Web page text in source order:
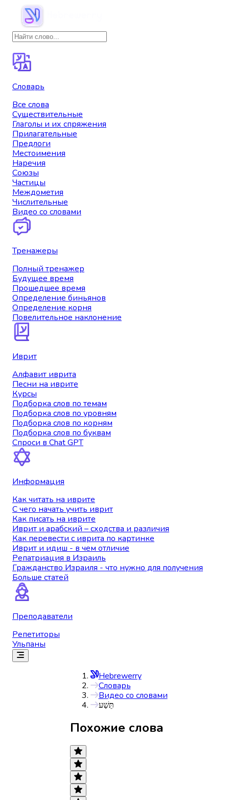
Словарь
Все слова
Существительные
Глаголы и их спряжения
Прилагательные
Предлоги
Местоимения
Наречия
Союзы
Частицы
Междометия
Числительные
Видео со словами
Тренажеры
Полный тренажер
Будущее время
Прошедшее время
Определение биньянов
Определение корня
Повелительное наклонение
Иврит
Алфавит иврита
Песни на иврите
Курсы
Подборка слов по темам
Подборка слов по уровням
Подборка слов по корням
Подборка слов по буквам
Спроси в Chat GPT
Информация
Как читать на иврите
С чего начать учить иврит
Как писать на иврите
Иврит и арабский – сходства и различия
Как перевести с иврита по картинке
Иврит и идиш - в чем отличие
Репатриация в Израиль
Гражданство Израиля - что нужно для получения
Больше статей
Преподаватели
Репетиторы
Ульпаны
Hebrewerry
Словарь
Видео со словами
תֵּשַׁע
Похожие слова